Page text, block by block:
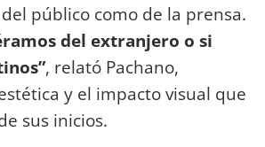
público como de la prensa.
del extranjero o si
, relató Pachano,
y el impacto visual que
sus inicios.